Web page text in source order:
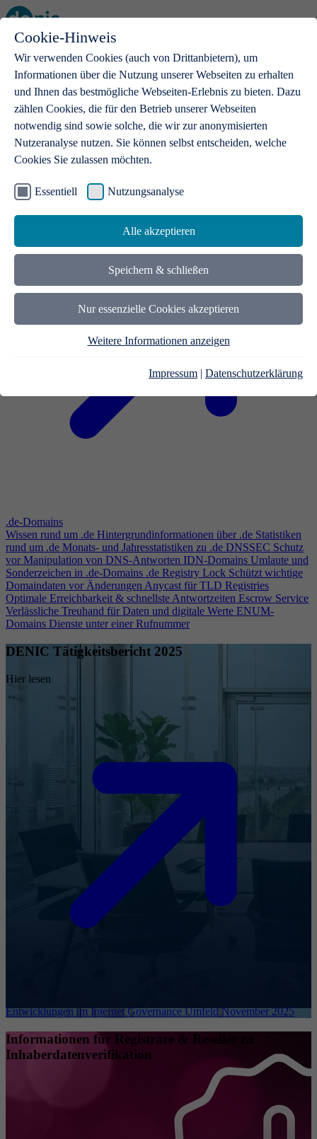
Cookie-Hinweis
Wir verwenden Cookies (auch von Drittanbietern), um
Informationen über die Nutzung unserer Webseiten zu erhalten
und Ihnen das bestmögliche Webseiten-Erlebnis zu bieten. Dazu
zählen Cookies, die für den Betrieb unserer Webseiten
notwendig sind sowie solche, die wir zur anonymisierten
Nutzeranalyse nutzen. Sie können selbst entscheiden, welche
Cookies Sie zulassen möchten.
Essentiell Nutzungsanalyse
Alle akzeptieren
Speichern & schließen
Nur essenzielle Cookies akzeptieren
Weitere Informationen anzeigen
Impressum | Datenschutzerklärung
Open main menu
.de-Domains
Mit einer .de-Domain erhalten Ideen eine Bühne
.de-Domains
Wissen rund um .de Hintergrundinformationen über .de Statistiken
rund um .de Monats- und Jahresstatistiken zu .de DNSSEC Schutz
vor Manipulation von DNS-Antworten IDN-Domains Umlaute und
Sonderzeichen in .de-Domains .de Registry Lock Schützt wichtige
Domaindaten vor ÄnderungenAnycast für TLD Registries
Optimale Erreichbarkeit & schnellste Antwortzeiten Escrow Service
Verlässliche Treuhand für Daten und digitale Werte ENUM-
Domains Dienste unter einer Rufnummer
DENIC Tätigkeitsbericht 2025
Hier lesen
Entwicklungen im Internet Governance Umfeld November 2025
Informationen für Registrare & Reseller zu
Inhaberdatenverifikation